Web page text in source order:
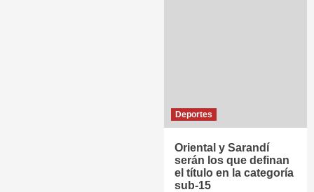
Deportes
Oriental y Sarandí
serán los que definan
el título en la categoría
sub-15